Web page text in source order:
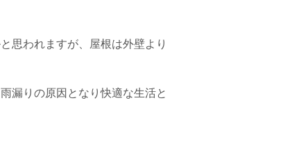
思われますが、
屋根は外壁より
漏りの原因となり快適な生活と